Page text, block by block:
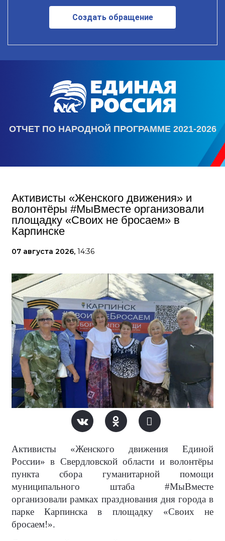
Создать обращение
ОТЧЕТ ПО НАРОДНОЙ ПРОГРАММЕ 2021-2026
Активисты «Женского движения» и
волонтёры #МыВместе организовали
площадку «Своих не бросаем» в
Карпинске
07 августа 2026, 14:36
Активисты «Женского движения Единой
России» в Свердловской области и волонтёры
пункта сбора гуманитарной помощи
муниципального штаба #МыВместе
организовали рамках празднования дня города в
парке Карпинска в площадку «Своих не
бросаем!».